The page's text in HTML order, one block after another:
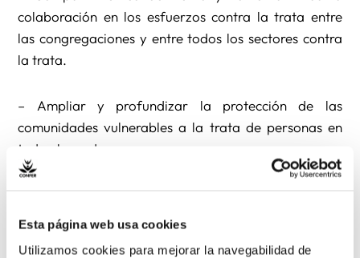
Esta página web usa cookies
Utilizamos cookies para mejorar la navegabilidad de
colaboración en los esfuerzos contra la trata entre
las congregaciones y entre todos los sectores contra
la trata.
– Ampliar y profundizar la protección de las
comunidades vulnerables a la trata de personas en
todo el mundo